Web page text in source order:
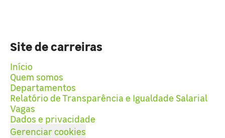
Site de carreiras
Início
Quem somos
Departamentos
Relatório de Transparência e Igualdade Salarial
Vagas
Dados e privacidade
Gerenciar cookies